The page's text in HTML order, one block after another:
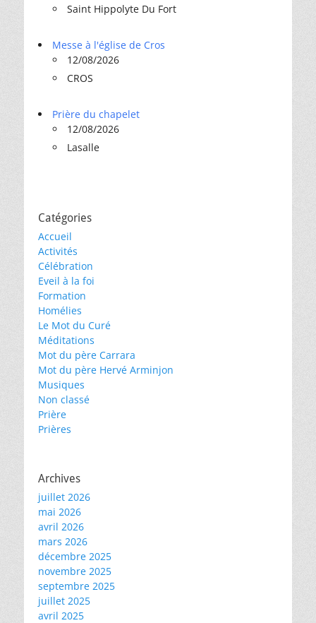
Saint Hippolyte Du Fort
Messe à l'église de Cros
12/08/2026
CROS
Prière du chapelet
12/08/2026
Lasalle
Catégories
Accueil
Activités
Célébration
Eveil à la foi
Formation
Homélies
Le Mot du Curé
Méditations
Mot du père Carrara
Mot du père Hervé Arminjon
Musiques
Non classé
Prière
Prières
Archives
juillet 2026
mai 2026
avril 2026
mars 2026
décembre 2025
novembre 2025
septembre 2025
juillet 2025
avril 2025